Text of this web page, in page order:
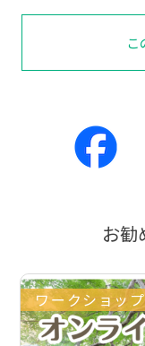
こ
お勧
ワークショップ